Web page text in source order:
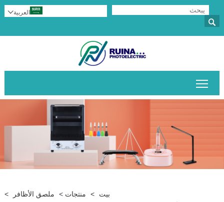

العربية
بيت > منتجات > ملصق الأظافر
>